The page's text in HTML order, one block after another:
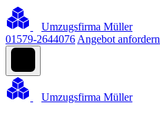
Umzugsfirma Müller
01579-2644076 Angebot anfordern
Umzugsfirma Müller